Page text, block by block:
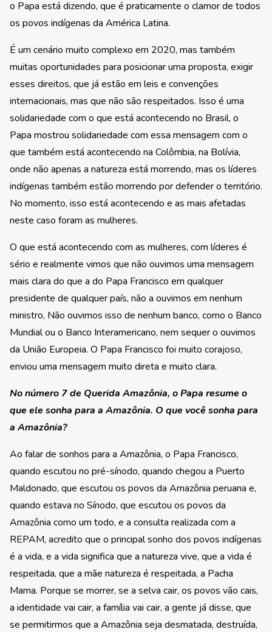
o Papa está dizendo, que é praticamente o clamor de todos
os povos indígenas da América Latina.
É um cenário muito complexo em 2020, mas também
muitas oportunidades para posicionar uma proposta, exigir
esses direitos, que já estão em leis e convenções
internacionais, mas que não são respeitados. Isso é uma
solidariedade com o que está acontecendo no Brasil, o
Papa mostrou solidariedade com essa mensagem com o
que também está acontecendo na Colômbia, na Bolívia,
onde não apenas a natureza está morrendo, mas os líderes
indígenas também estão morrendo por defender o território.
No momento, isso está acontecendo e as mais afetadas
neste caso foram as mulheres.
O que está acontecendo com as mulheres, com líderes é
sério e realmente vimos que não ouvimos uma mensagem
mais clara do que a do Papa Francisco em qualquer
presidente de qualquer país, não a ouvimos em nenhum
ministro, Não ouvimos isso de nenhum banco, como o Banco
Mundial ou o Banco Interamericano, nem sequer o ouvimos
da União Europeia. O Papa Francisco foi muito corajoso,
enviou uma mensagem muito direta e muito clara.
No número 7 de Querida Amazônia, o Papa resume o
que ele sonha para a Amazônia. O que você sonha para
a Amazônia?
Ao falar de sonhos para a Amazônia, o Papa Francisco,
quando escutou no pré-sínodo, quando chegou a Puerto
Maldonado, que escutou os povos da Amazônia peruana e,
quando estava no Sínodo, que escutou os povos da
Amazônia como um todo, e a consulta realizada com a
REPAM, acredito que o principal sonho dos povos indígenas
é a vida, e a vida significa que a natureza vive, que a vida é
respeitada, que a mãe natureza é respeitada, a Pacha
Mama. Porque se morrer, se a selva cair, os povos vão cais,
a identidade vai cair, a família vai cair, a gente já disse, que
se permitirmos que a Amazônia seja desmatada, destruída,